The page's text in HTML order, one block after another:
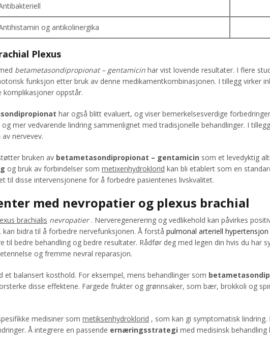
og antikolinergika
Plexus
betametasondipropionat – gentamicin har vist lovende resultater. I flere
funksjon etter bruk av denne medikamentkombinasjonen. I tillegg virker
oppstår.
har også blitt evaluert, og viser bemerkelsesverdige
mer vedvarende lindring sammenlignet med tradisjonelle behandlinger. I
nervevev.
bruken av betametasondipropionat – gentamicin som et levedyktig
og bruk av forbindelser som metixenhydroklorid kan bli etablert som en
til disse intervensjonene for å forbedre pasientenes livskvalitet.
med nevropatier og plexus brachial
brachialis nevropatier. Nerveregenerering og vedlikehold kan påvirkes
bidra til å forbedre nervefunksjonen. Å forstå pulmonal arteriell hypertensjon
til bedre behandling og bedre resultater. Rådfør deg med legen din hvis du
og fremme nevral reparasjon.
balansert kosthold. For eksempel, mens behandlinger som
disse effektene. Fargede frukter og grønnsaker, som bær, brokkoli og
medisiner som metiksenhydroklorid , som kan gi symptomatisk
Å integrere en passende ernæringsstrategi med medisinsk